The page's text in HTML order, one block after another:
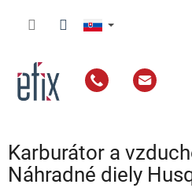
Karburátor a
Náhradné diely